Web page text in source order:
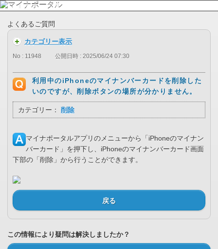
よくあるご質問
カテゴリー表示
No : 11948 公開日時 : 2025/06/24 07:30
利用中のiPhoneのマイナンバーカードを削除した
いのですが、削除ボタンの場所が分かりません。
カテゴリー： 削除
マイナポータルアプリのメニューから「iPhoneのマイナン
バーカード」を押下し、iPhoneのマイナンバーカード画面
下部の「削除」から行うことができます。
戻る
この情報により疑問は解決しましたか？